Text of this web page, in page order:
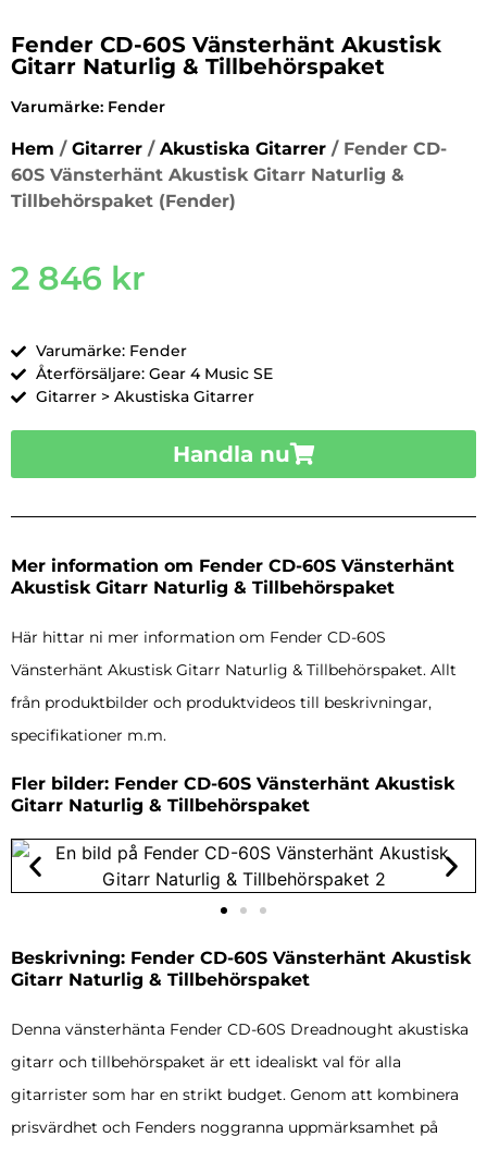
Fender CD-60S Vänsterhänt Akustisk
Gitarr Naturlig & Tillbehörspaket
Varumärke: Fender
Hem / Gitarrer / Akustiska Gitarrer / Fender CD-
60S Vänsterhänt Akustisk Gitarr Naturlig &
Tillbehörspaket (Fender)
2 846 kr
Varumärke: Fender
Återförsäljare: Gear 4 Music SE
Gitarrer > Akustiska Gitarrer
Handla nu
Mer information om Fender CD-60S Vänsterhänt
Akustisk Gitarr Naturlig & Tillbehörspaket
Här hittar ni mer information om Fender CD-60S
Vänsterhänt Akustisk Gitarr Naturlig & Tillbehörspaket. Allt
från produktbilder och produktvideos till beskrivningar,
specifikationer m.m.
Fler bilder: Fender CD-60S Vänsterhänt Akustisk
Gitarr Naturlig & Tillbehörspaket
Beskrivning: Fender CD-60S Vänsterhänt Akustisk
Gitarr Naturlig & Tillbehörspaket
Denna vänsterhänta Fender CD-60S Dreadnought akustiska
gitarr och tillbehörspaket är ett idealiskt val för alla
gitarrister som har en strikt budget. Genom att kombinera
prisvärdhet och Fenders noggranna uppmärksamhet på